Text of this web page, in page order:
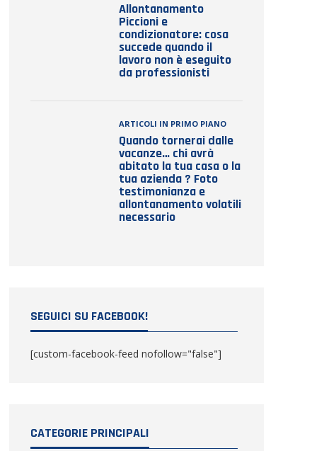
Allontanamento
Piccioni e
condizionatore: cosa
succede quando il
lavoro non è eseguito
da professionisti
ARTICOLI IN PRIMO PIANO
Quando tornerai dalle
vacanze… chi avrà
abitato la tua casa o la
tua azienda ? Foto
testimonianza e
allontanamento volatili
necessario
SEGUICI SU FACEBOOK!
[custom-facebook-feed nofollow="false"]
CATEGORIE PRINCIPALI